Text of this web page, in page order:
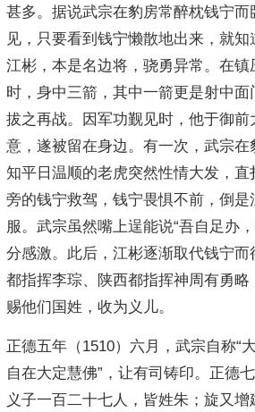
甚多。据说武宗在豹房常醉枕钱宁
见，只要看到钱宁懒散地出来，就知
江彬，本是名边将，骁勇异常。在镇
时，身中三箭，其中一箭更是射中面
拔之再战。因军功觐见时，他于御
意，遂被留在身边。有一次，武宗在
知平日温顺的老虎突然性情大发，直
旁的钱宁救驾，钱宁畏惧不前，倒是
服。武宗虽然嘴上逞能说“吾自足办
分感激。此后，江彬逐渐取代钱宁而
都指挥李琮、陕西都指挥神周有勇
赐他们国姓，收为义儿。
正德五年（1510）六月，武宗自称“
自在大定慧佛”，让有司铸印。正德
义子一百二十七人，皆姓朱；旋又增